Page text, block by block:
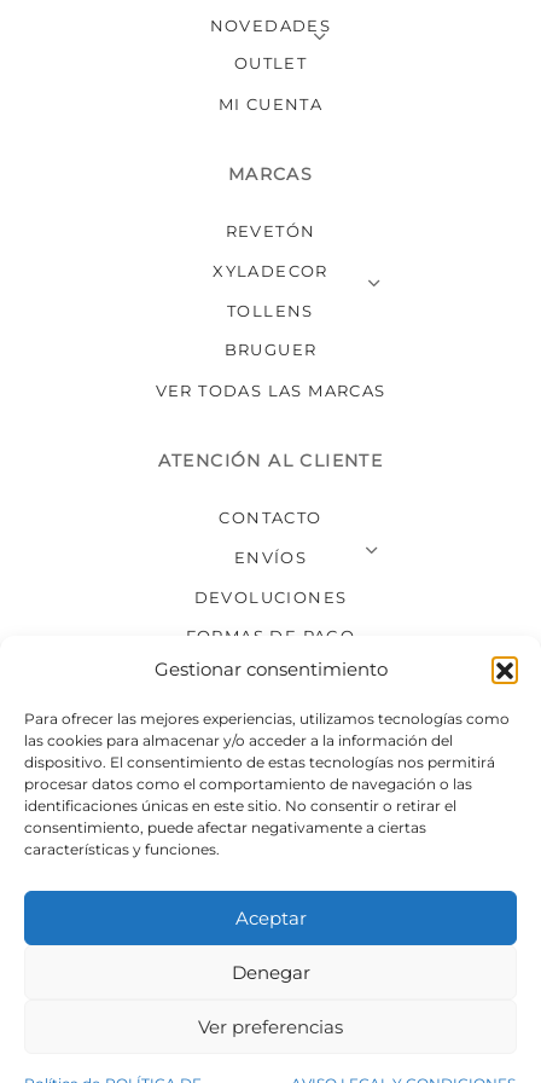
Gestionar consentimiento
Para ofrecer las mejores experiencias, utilizamos tecnologías como
las cookies para almacenar y/o acceder a la información del
dispositivo. El consentimiento de estas tecnologías nos permitirá
procesar datos como el comportamiento de navegación o las
identificaciones únicas en este sitio. No consentir o retirar el
consentimiento, puede afectar negativamente a ciertas
características y funciones.
Aceptar
Denegar
Ver preferencias
NOVEDADES
OUTLET
MI CUENTA
MARCAS
REVETÓN
XYLADECOR
TOLLENS
BRUGUER
VER TODAS LAS MARCAS
ATENCIÓN AL CLIENTE
CONTACTO
ENVÍOS
DEVOLUCIONES
FORMAS DE PAGO
SÍGUENOS
Condiciones generales de venta